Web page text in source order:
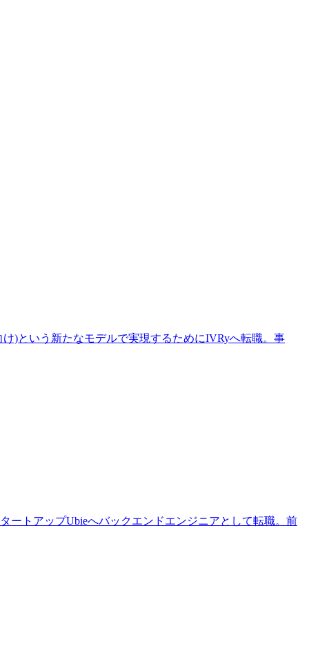
)という新たなモデルで実現するためにIVRyへ転職。事
ートアップUbieへバックエンドエンジニアとして転職。前